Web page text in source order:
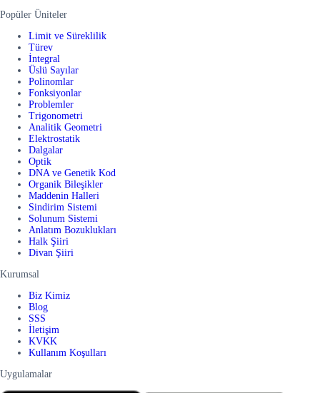
Popüler Üniteler
Limit ve Süreklilik
Türev
İntegral
Üslü Sayılar
Polinomlar
Fonksiyonlar
Problemler
Trigonometri
Analitik Geometri
Elektrostatik
Dalgalar
Optik
DNA ve Genetik Kod
Organik Bileşikler
Maddenin Halleri
Sindirim Sistemi
Solunum Sistemi
Anlatım Bozuklukları
Halk Şiiri
Divan Şiiri
Kurumsal
Biz Kimiz
Blog
SSS
İletişim
KVKK
Kullanım Koşulları
Uygulamalar